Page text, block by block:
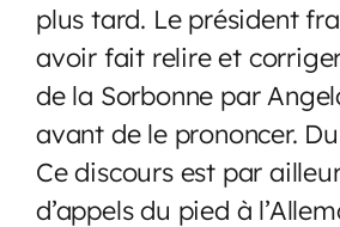
plus tard. Le président
avoir fait relire et
de la Sorbonne par
avant de le prononcer.
Ce discours est par
d’appels du pied à